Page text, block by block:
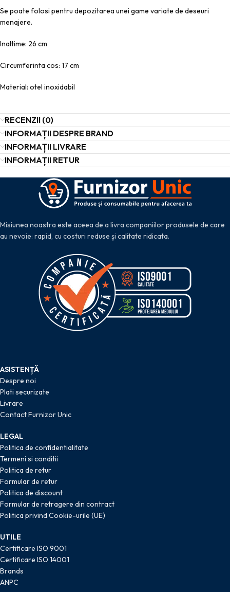
Se poate folosi pentru depozitarea unei game variate de deseuri
menajere.
Inaltime: 26 cm
Circumferinta cos: 17 cm
Material: otel inoxidabil
RECENZII (0)
INFORMAȚII DESPRE BRAND
INFORMAȚII LIVRARE
INFORMAȚII RETUR
Misiunea noastra este aceea de a livra companiilor produsele de care
au nevoie: rapid, cu costuri reduse și calitate ridicata.
ASISTENȚĂ
Despre noi
Plati securizate
Livrare
Contact Furnizor Unic
LEGAL
Politica de confidentialitate
Termeni si conditii
Politica de retur
Formular de retur
Politica de discount
Formular de retragere din contract
Politica privind Cookie-urile (UE)
UTILE
Certificare ISO 9001
Certificare ISO 14001
Brands
ANPC